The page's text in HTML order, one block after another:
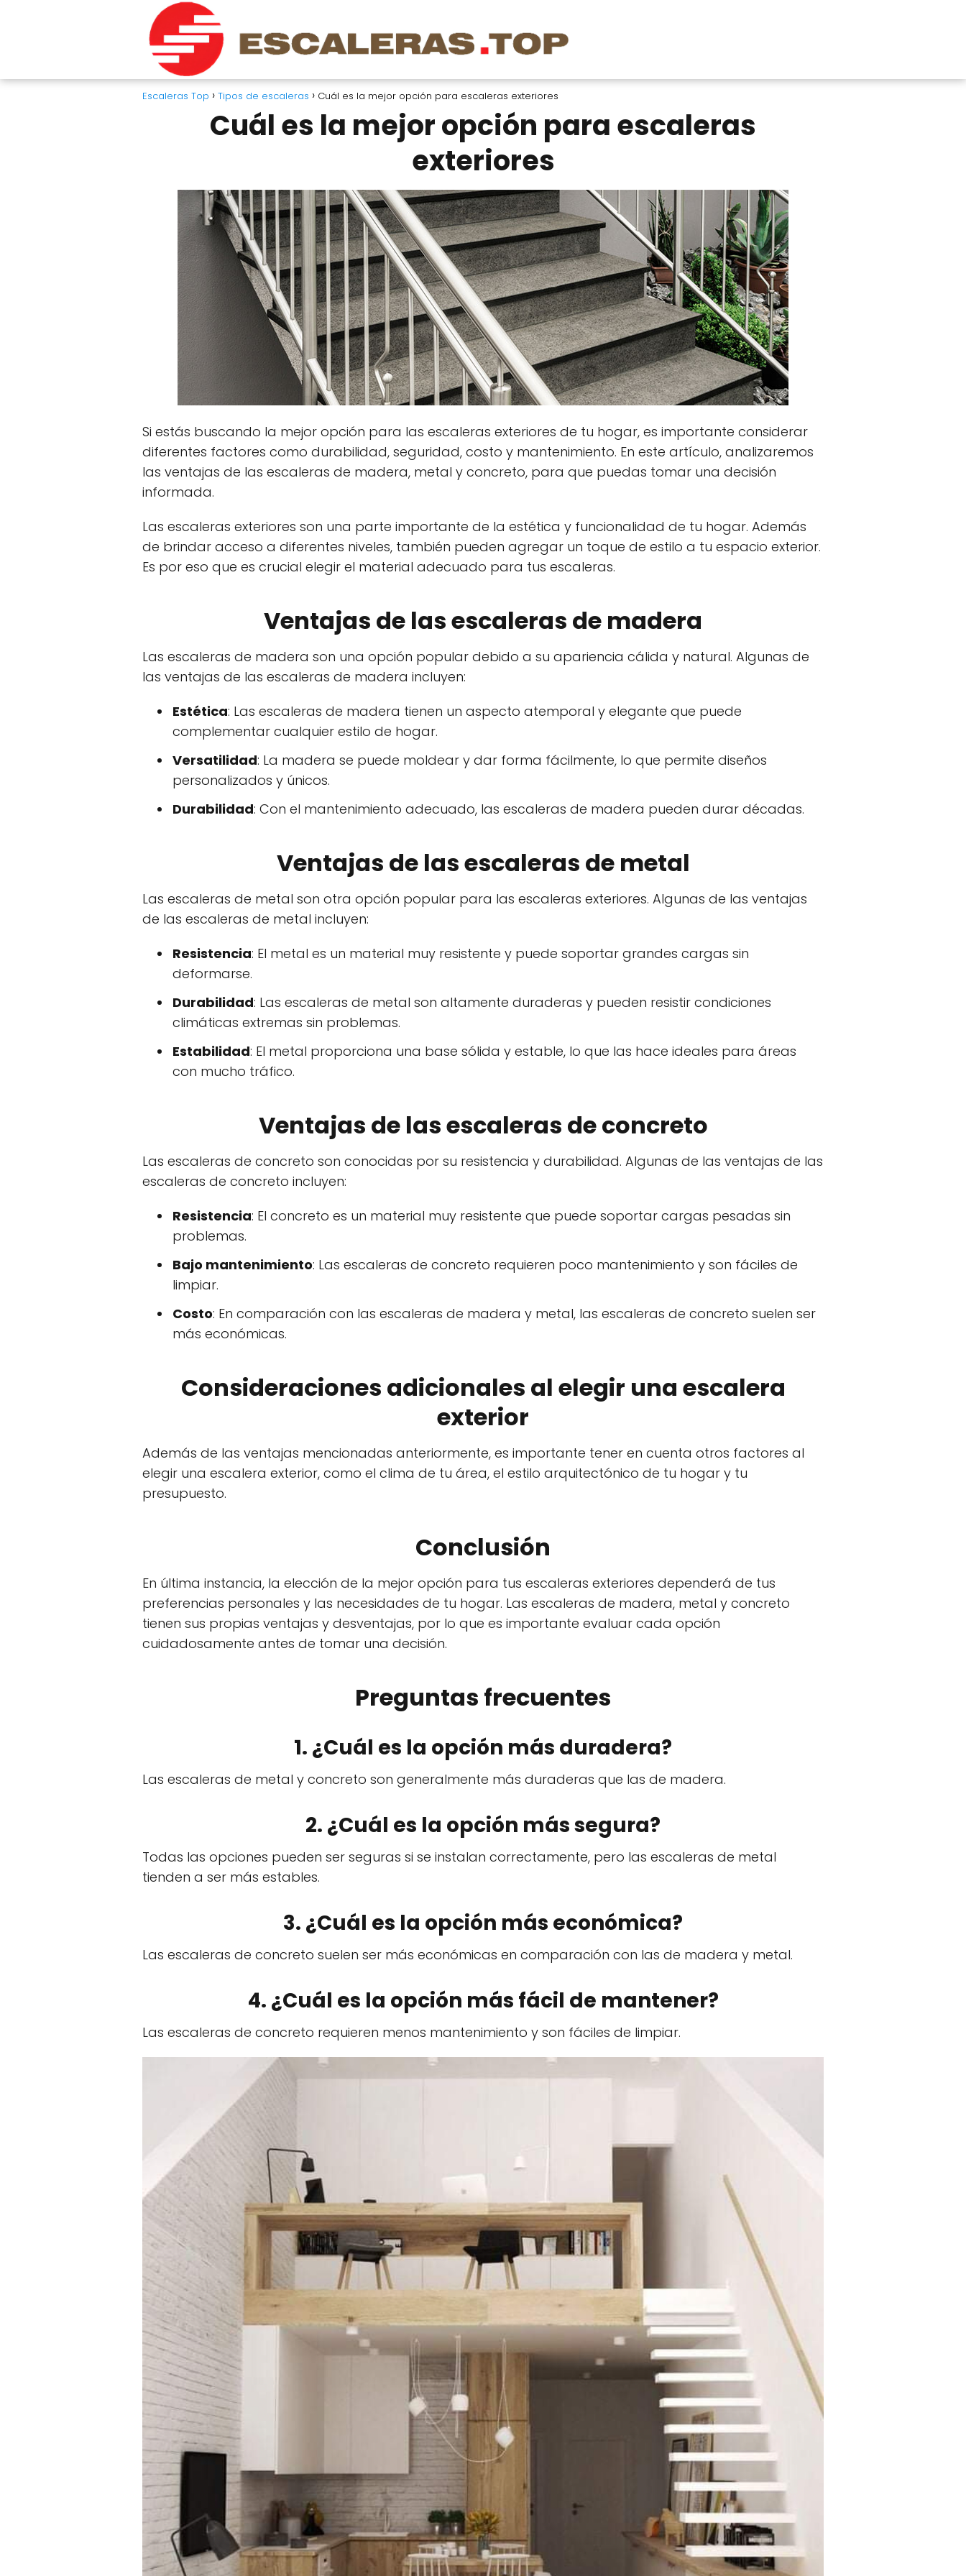
Escaleras Top Tipos de escaleras Cuál es la mejor opción para escaleras exteriores
Cuál es la mejor opción para escaleras
exteriores
Si estás buscando la mejor opción para las escaleras exteriores de tu hogar, es importante considerar
diferentes factores como durabilidad, seguridad, costo y mantenimiento. En este artículo, analizaremos
las ventajas de las escaleras de madera, metal y concreto, para que puedas tomar una decisión
informada.
Las escaleras exteriores son una parte importante de la estética y funcionalidad de tu hogar. Además
de brindar acceso a diferentes niveles, también pueden agregar un toque de estilo a tu espacio exterior.
Es por eso que es crucial elegir el material adecuado para tus escaleras.
Ventajas de las escaleras de madera
Las escaleras de madera son una opción popular debido a su apariencia cálida y natural. Algunas de
las ventajas de las escaleras de madera incluyen:
Estética: Las escaleras de madera tienen un aspecto atemporal y elegante que puede
complementar cualquier estilo de hogar.
Versatilidad: La madera se puede moldear y dar forma fácilmente, lo que permite diseños
personalizados y únicos.
Durabilidad: Con el mantenimiento adecuado, las escaleras de madera pueden durar décadas.
Ventajas de las escaleras de metal
Las escaleras de metal son otra opción popular para las escaleras exteriores. Algunas de las ventajas
de las escaleras de metal incluyen:
Resistencia: El metal es un material muy resistente y puede soportar grandes cargas sin
deformarse.
Durabilidad: Las escaleras de metal son altamente duraderas y pueden resistir condiciones
climáticas extremas sin problemas.
Estabilidad: El metal proporciona una base sólida y estable, lo que las hace ideales para áreas
con mucho tráfico.
Ventajas de las escaleras de concreto
Las escaleras de concreto son conocidas por su resistencia y durabilidad. Algunas de las ventajas de las
escaleras de concreto incluyen:
Resistencia: El concreto es un material muy resistente que puede soportar cargas pesadas sin
problemas.
Bajo mantenimiento: Las escaleras de concreto requieren poco mantenimiento y son fáciles de
limpiar.
Costo: En comparación con las escaleras de madera y metal, las escaleras de concreto suelen ser
más económicas.
Consideraciones adicionales al elegir una escalera
exterior
Además de las ventajas mencionadas anteriormente, es importante tener en cuenta otros factores al
elegir una escalera exterior, como el clima de tu área, el estilo arquitectónico de tu hogar y tu
presupuesto.
Conclusión
En última instancia, la elección de la mejor opción para tus escaleras exteriores dependerá de tus
preferencias personales y las necesidades de tu hogar. Las escaleras de madera, metal y concreto
tienen sus propias ventajas y desventajas, por lo que es importante evaluar cada opción
cuidadosamente antes de tomar una decisión.
Preguntas frecuentes
1. ¿Cuál es la opción más duradera?
Las escaleras de metal y concreto son generalmente más duraderas que las de madera.
2. ¿Cuál es la opción más segura?
Todas las opciones pueden ser seguras si se instalan correctamente, pero las escaleras de metal
tienden a ser más estables.
3. ¿Cuál es la opción más económica?
Las escaleras de concreto suelen ser más económicas en comparación con las de madera y metal.
4. ¿Cuál es la opción más fácil de mantener?
Las escaleras de concreto requieren menos mantenimiento y son fáciles de limpiar.